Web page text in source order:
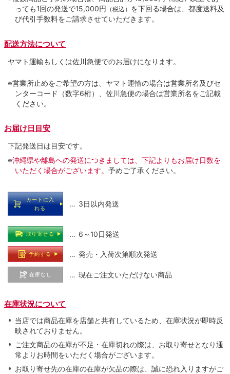
っても1回の発送で15,000円 （税込） を下回る場合は、都度送料及
び代引手数料をご請求させていただきます。
配送方法について
ヤマト運輸もしくは佐川急便でのお届けになります。
※営業所止めをご希望の方は、ヤマト運輸の場合は営業所名及びセ
ンターコード（数字6桁）、佐川急便の場合は営業所名をご記載
ください。
お届け日目安
下記発送日は目安です。
※沖縄県や離島への発送につきましては、下記よりもお届け日数を
いただく場合がございます。 予めご了承ください。
カートに入
れる
… 3日以内発送
取り寄せる … 6～10日発送
予約する … 発売・入荷次第順次発送
在庫なし … 現在ご注文いただけない商品
在庫状況について
当店では商品在庫を店舗と共有しているため、在庫状況が即時反
映されておりません。
ご注文商品の在庫が不足・在庫切れの際は、お取り寄せとなり通
常よりお時間をいただく場合がございます。
お取り寄せ先の在庫の在庫が欠品の際は、誠に恐れ入りますがご